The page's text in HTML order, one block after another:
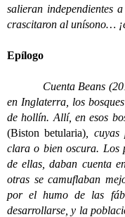
salieran independientes
crascitaron al unísono…
Epílogo
Cuenta Beans
en Inglaterra, los
de hollín. Allí, en esos
(Biston betularia) ,
clara o bien oscura. Los
de ellas, daban cuenta
otras se camuflaban
por el humo de las
desarrollarse, y la